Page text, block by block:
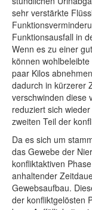
sehr verstärkte
Funktionsausfall in
Wenn es zu einer
können
paar Kilos
dadurch in kürzerer
verschwinden diese
reduziert sich
zweiten Teil der
Da es sich um
das Gewebe der
konfliktaktiven
anhaltender
Gewebsaufbau.
der konfliktgelösten